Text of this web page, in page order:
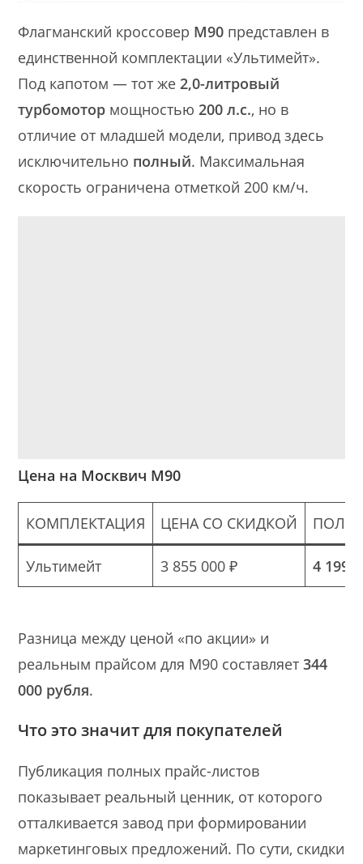
Флагманский кроссовер М90 представлен в
единственной комплектации «Ультимейт».
Под капотом — тот же2,0-литровый
турбомотор мощностью200 л.с., но в
отличие от младшей модели, привод здесь
исключительно полный. Максимальная
скорость ограничена отметкой 200 км/ч.
Цена на Москвич М90
КОМПЛЕКТАЦИЯ ЦЕНА СО СКИДКОЙ
Ультимейт 3 855 000 ₽ 4 199
Разница между ценой «по акции» и
реальным прайсом для М90 составляет344
000 рубля.
Что это значит для покупателей
Публикация полных прайс-листов
показывает реальный ценник, от которого
отталкивается завод при формировании
маркетинговых предложений. По сути, скидки